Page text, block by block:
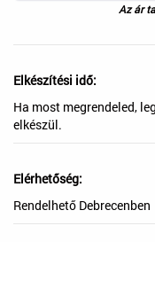
Az ár
Elkészítési idő:
Ha most megrendeled,
elkészül.
Elérhetőség:
Rendelhető Debrecenben